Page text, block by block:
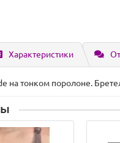
Характеристики
на тонком поролоне.